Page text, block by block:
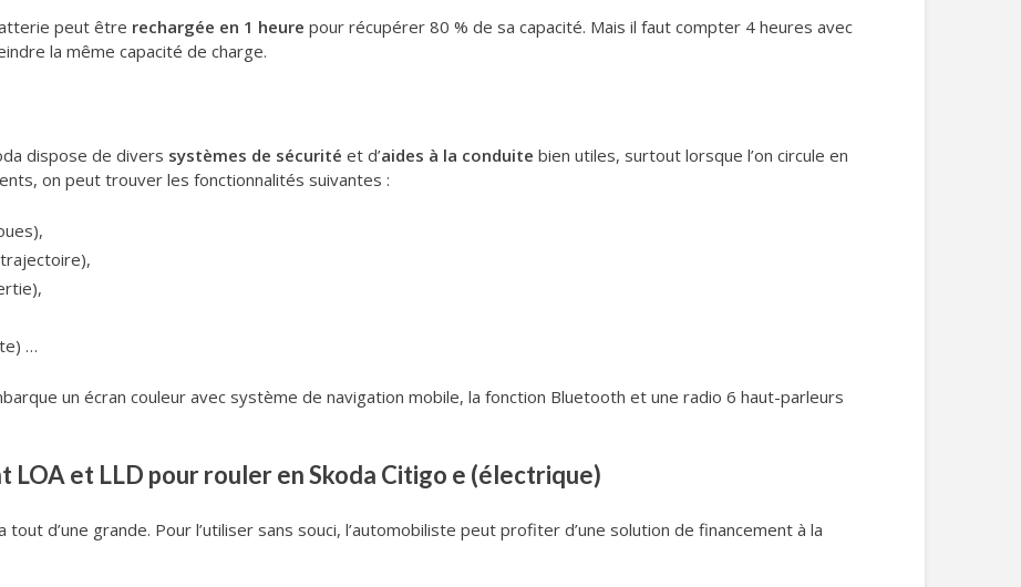
peut être rechargée en 1 heure pour récupérer 80 % de sa capacité. Mais il faut compter 4 heures avec
la même capacité de charge.
dispose de divers systèmes de sécurité et d’aides à la conduite bien utiles, surtout lorsque l’on circule en
on peut trouver les fonctionnalités suivantes :
…
un écran couleur avec système de navigation mobile, la fonction Bluetooth et une radio 6 haut-parleurs
LOA et LLD pour rouler en Skoda Citigo e (électrique)
tout d’une grande. Pour l’utiliser sans souci, l’automobiliste peut profiter d’une solution de financement à la